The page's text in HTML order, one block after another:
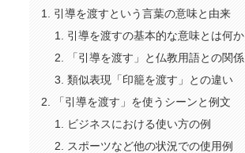
引導を渡すという言葉の意味と由来
引導を渡すの基本的な意味とは何か
「引導を渡す」と仏教用語との関係
類似表現「印籠を渡す」との違い
「引導を渡す」を使うシーンと例文
ビジネスにおける使い方の例
スポーツなど他の状況での使用例